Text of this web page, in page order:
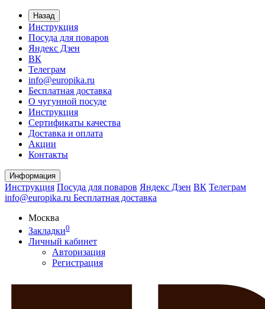
Назад
Инструкция
Посуда для поваров
Яндекс Дзен
ВК
Телеграм
info@europika.ru
Бесплатная доставка
О чугунной посуде
Инструкция
Сертификаты качества
Доставка и оплата
Акции
Контакты
Информация
Инструкция Посуда для поваров Яндекс Дзен ВК Телеграм
info@europika.ru Бесплатная доставка
Москва
Закладки0
Личный кабинет
Авторизация
Регистрация